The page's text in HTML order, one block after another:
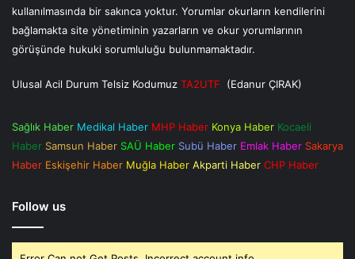
kullanılmasında bir sakınca yoktur. Yorumlar okurların kendilerini
bağlamakta site yönetiminin yazarların ve okur yorumlarının
görüşünde hukuki sorumluluğu bulunmamaktadır.
Ulusal Acil Durum Telsiz Kodumuz TA2UTF (Edanur ÇIRAK)
Sağlık Haber Medikal Haber MHP Haber Konya Haber Kocaeli
Haber Samsun Haber SAÜ Haber Subü Haber Emlak Haber Sakarya
Haber Eskişehir Haber Muğla Haber Akparti Haber CHP Haber
Follow us